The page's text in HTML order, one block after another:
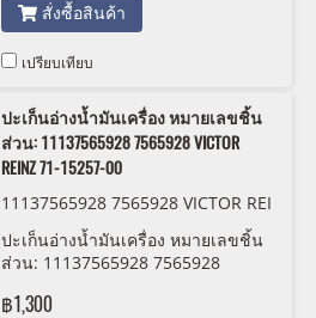
สั่งซื้อสินค้า
เปรียบเทียบ
ปะเก็นอ่างน้ำมันเครื่อง หมายเลขชิ้น
ส่วน: 11137565928 7565928 VICTOR
REINZ 71-15257-00
11137565928 7565928 VICTOR REI
NZ 71-15257-00
ปะเก็นอ่างน้ำมันเครื่อง หมายเลขชิ้น
ส่วน: 11137565928 7565928
฿1,300